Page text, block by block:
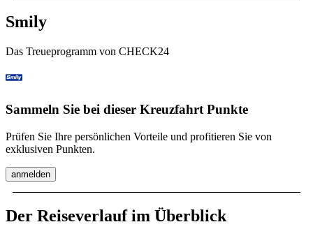
Smily
Das Treueprogramm von CHECK24
Sammeln Sie bei dieser Kreuzfahrt Punkte
Prüfen Sie Ihre persönlichen Vorteile und profitieren Sie von
exklusiven Punkten.
anmelden
Der Reiseverlauf im Überblick